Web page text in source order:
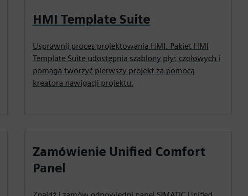
HMI Template Suite
Usprawnij proces projektowania HMI. Pakiet HMI
Template Suite udostępnia szablony płyt czołowych i
pomaga tworzyć pierwszy projekt za pomocą
kreatora nawigacji projektu.
Zamówienie Unified Comfort
Panel